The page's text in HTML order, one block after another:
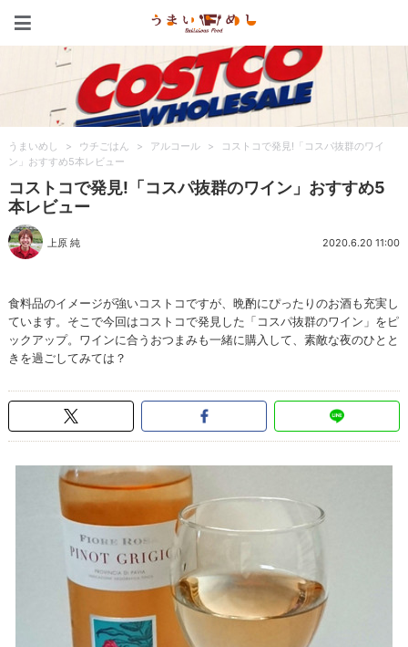
うまいめし > ウチごはん > アルコール >
コストコで発見!「コスパ抜群のワイ
ン」おすすめ5本レビュー
コストコで発見!「コスパ抜群のワイン」おすすめ5
本レビュー
上原 純 2020.6.20 11:00
食料品のイメージが強いコストコですが、晩酌にぴったりのお酒も充実し
ています。そこで今回はコストコで発見した「コスパ抜群のワイン」をピ
ックアップ。ワインに合うおつまみも一緒に購入して、素敵な夜のひとと
きを過ごしてみては？